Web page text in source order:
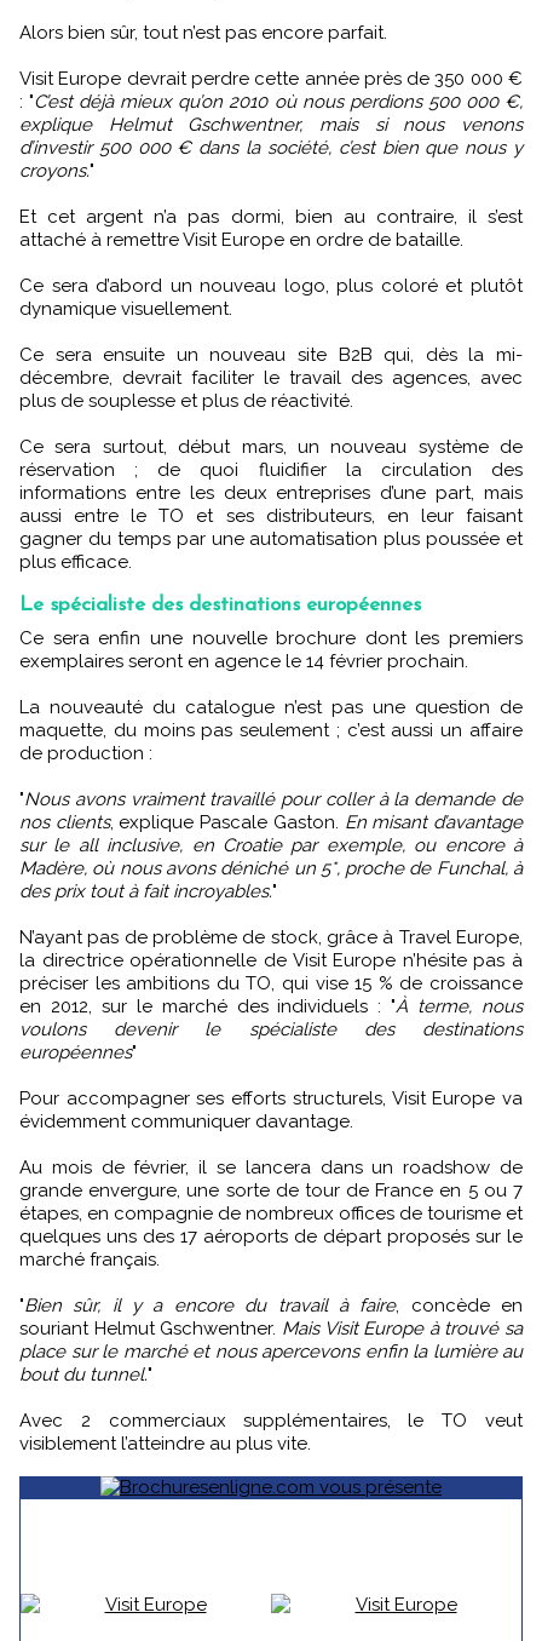
Alors bien sûr, tout n’est pas encore parfait.
Visit Europe devrait perdre cette année près de 350 000 €
: "C’est déjà mieux qu’on 2010 où nous perdions 500 000 €,
explique Helmut Gschwentner, mais si nous venons
d’investir 500 000 € dans la société, c’est bien que nous y
croyons."
Et cet argent n’a pas dormi, bien au contraire, il s’est
attaché à remettre Visit Europe en ordre de bataille.
Ce sera d’abord un nouveau logo, plus coloré et plutôt
dynamique visuellement.
Ce sera ensuite un nouveau site B2B qui, dès la mi-
décembre, devrait faciliter le travail des agences, avec
plus de souplesse et plus de réactivité.
Ce sera surtout, début mars, un nouveau système de
réservation ; de quoi fluidifier la circulation des
informations entre les deux entreprises d’une part, mais
aussi entre le TO et ses distributeurs, en leur faisant
gagner du temps par une automatisation plus poussée et
plus efficace.
Le spécialiste des destinations européennes
Ce sera enfin une nouvelle brochure dont les premiers
exemplaires seront en agence le 14 février prochain.
La nouveauté du catalogue n’est pas une question de
maquette, du moins pas seulement ; c’est aussi un affaire
de production :
"Nous avons vraiment travaillé pour coller à la demande de
nos clients, explique Pascale Gaston. En misant d’avantage
sur le all inclusive, en Croatie par exemple, ou encore à
Madère, où nous avons déniché un 5*, proche de Funchal, à
des prix tout à fait incroyables."
N’ayant pas de problème de stock, grâce à Travel Europe,
la directrice opérationnelle de Visit Europe n’hésite pas à
préciser les ambitions du TO, qui vise 15 % de croissance
en 2012, sur le marché des individuels : "À terme, nous
voulons devenir le spécialiste des destinations
européennes"
Pour accompagner ses efforts structurels, Visit Europe va
évidemment communiquer davantage.
Au mois de février, il se lancera dans un roadshow de
grande envergure, une sorte de tour de France en 5 ou 7
étapes, en compagnie de nombreux offices de tourisme et
quelques uns des 17 aéroports de départ proposés sur le
marché français.
"Bien sûr, il y a encore du travail à faire, concède en
souriant Helmut Gschwentner. Mais Visit Europe à trouvé sa
place sur le marché et nous apercevons enfin la lumière au
bout du tunnel."
Avec 2 commerciaux supplémentaires, le TO veut
visiblement l’atteindre au plus vite.